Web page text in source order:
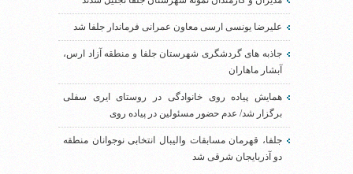
علیرضا یونسی ارسی معاون عمرانی فرماندار جلفا شد
جاذبه های گردشگری شهرستان جلفا و منطقه آزاد ارس،
آبشار ماهاران
همایش پیاده روی خانوادگی در روستای ایری سفلی
برگزار شد/ عدم حضور مسئولین در پیاده روی
جلفا، قهرمان مسابقات والیبال انتخابی نوجوانان منطقه
دو آذربایجان شرقی شد